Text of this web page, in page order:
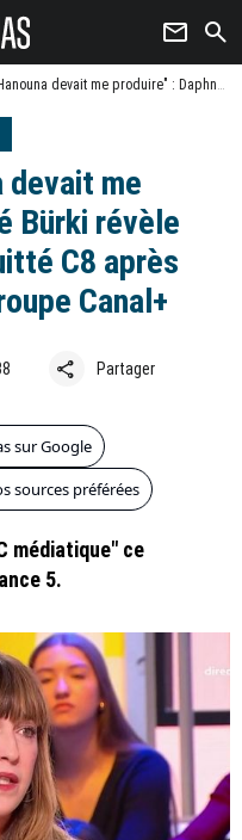
newsletter search
me produire" : Daphné Bürki révèle pourquoi elle a quitté C8 après 12 ans dans le groupe Canal+
devait me
Bürki révèle
C8 après
Canal+
share Partager
sur Google
sources préférées
médiatique" ce
5.